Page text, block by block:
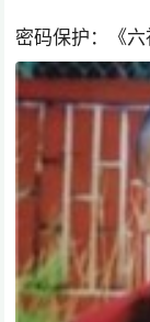
密码保护：《